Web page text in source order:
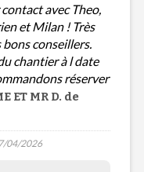
avec Theo,
et Milan ! Très
conseillers.
chantier à l date
réserver
ET MR D. de
04/2026